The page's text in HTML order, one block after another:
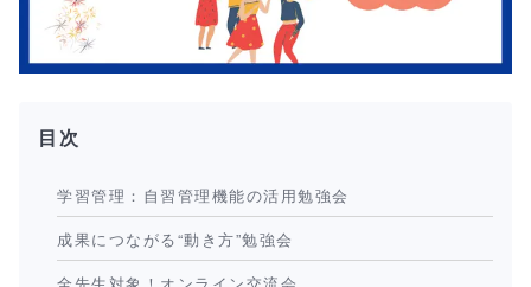
目次
学習管理：自習管理機能の活用勉強会
成果につながる“動き方”勉強会